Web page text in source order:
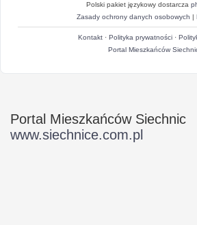
Polski pakiet językowy dostarcza
Zasady ochrony danych osobowych |
Kontakt· Polityka prywatności·
Portal Mieszkańców
Portal Mieszkańców Siechnic
www.siechnice.com.pl